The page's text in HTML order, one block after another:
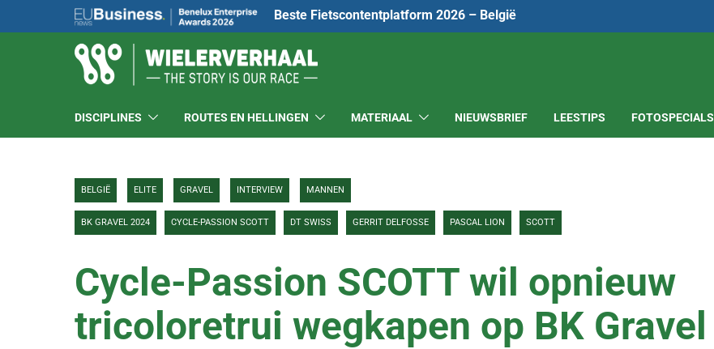
Beste Fietscontentplatform 2026 – België
DISCIPLINES ROUTES EN HELLINGEN MATERIAAL NIEUWSBRIEF LEESTIPS FOTOSPECIALS
BELGIË ELITE GRAVEL INTERVIEW MANNEN
BK GRAVEL 2024 CYCLE-PASSION SCOTT DT SWISS GERRIT DELFOSSE PASCAL LION SCOTT
Cycle-Passion SCOTT wil opnieuw
tricoloretrui wegkapen op BK Gravel